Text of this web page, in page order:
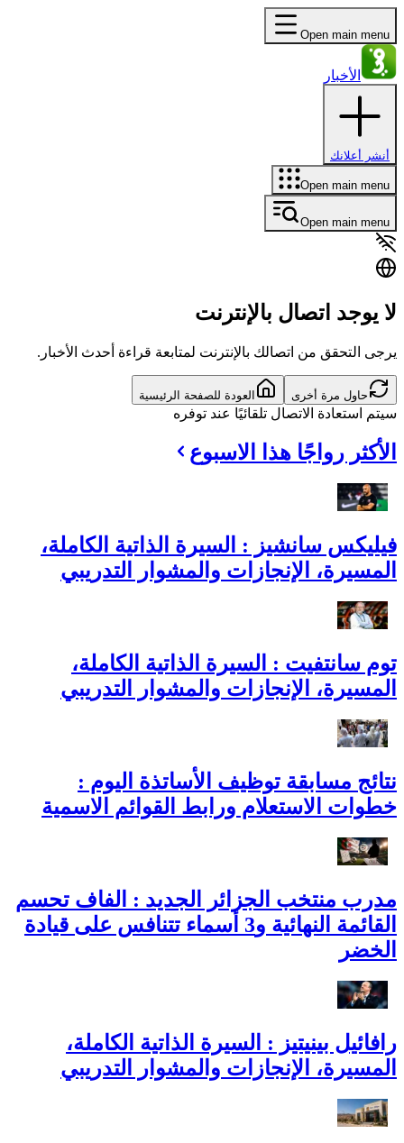
Open main menu
الأخبار
أنشر أعلانك
Open main menu
Open main menu
لا يوجد اتصال بالإنترنت
يرجى التحقق من اتصالك بالإنترنت لمتابعة قراءة أحدث الأخبار.
حاول مرة أخرى العودة للصفحة الرئيسية
سيتم استعادة الاتصال تلقائيًا عند توفره
الأكثر رواجًا هذا الاسبوع
فيليكس سانشيز : السيرة الذاتية الكاملة،
المسيرة، الإنجازات والمشوار التدريبي
توم سانتفيت : السيرة الذاتية الكاملة،
المسيرة، الإنجازات والمشوار التدريبي
نتائج مسابقة توظيف الأساتذة اليوم :
خطوات الاستعلام ورابط القوائم الاسمية
مدرب منتخب الجزائر الجديد : الفاف تحسم
القائمة النهائية و3 أسماء تتنافس على قيادة
الخضر
رافائيل بينيتيز : السيرة الذاتية الكاملة،
المسيرة، الإنجازات والمشوار التدريبي